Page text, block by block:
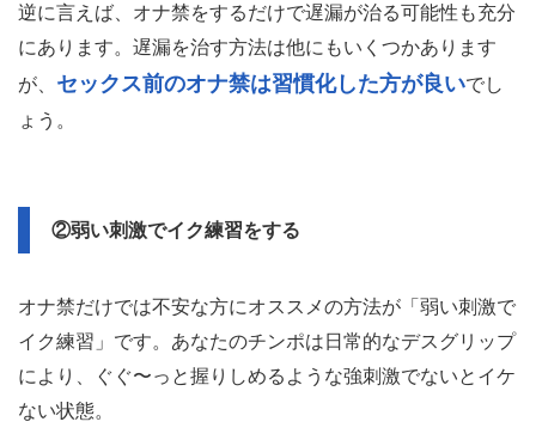
逆に言えば、オナ禁をするだけで遅漏が治る可能性も充分
にあります。遅漏を治す方法は他にもいくつかあります
が、 セックス前のオナ禁は習慣化した方が良いでし
ょう。
②弱い刺激でイク練習をする
オナ禁だけでは不安な方にオススメの方法が「弱い刺激で
イク練習」です。あなたのチンポは日常的なデスグリップ
により、ぐぐ〜っと握りしめるような強刺激でないとイケ
ない状態。